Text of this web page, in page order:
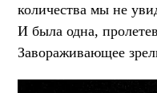
количества мы не
И была одна,
Завораживающее